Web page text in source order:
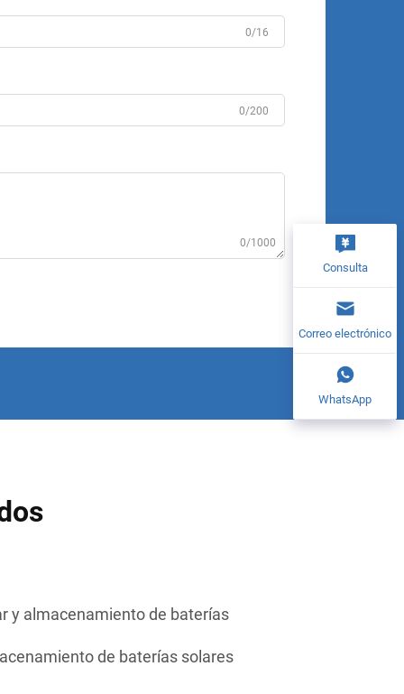
0/16
0/200
0/1000
y almacenamiento de baterías
de baterías solares
Consulta
Correo electrónico
WhatsApp